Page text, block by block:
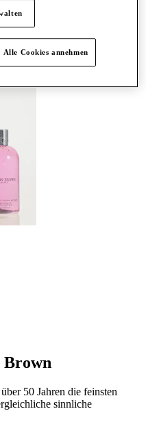
Brown
50 Jahren die feinsten
sinnliche
Alle Cookies annehmen